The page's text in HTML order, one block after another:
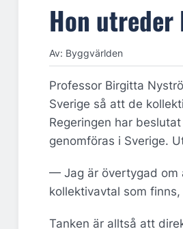
Hon utreder
Av: Byggvärlden
Professor Birgitta
Sverige så att de
Regeringen har
genomföras i Sverige.
— Jag är övertygad om
kollektivavtal som
Tanken är alltså att